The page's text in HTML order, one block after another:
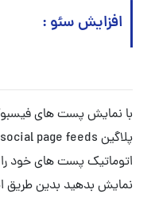
افزایش سئو :
با نمایش پست های
اتوماتیک پست های خود
نمایش بدهید بدین طریق